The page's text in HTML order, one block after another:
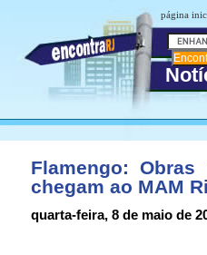
página
Flamengo:
chegam ao MAM
quarta-feira, 8 de maio de